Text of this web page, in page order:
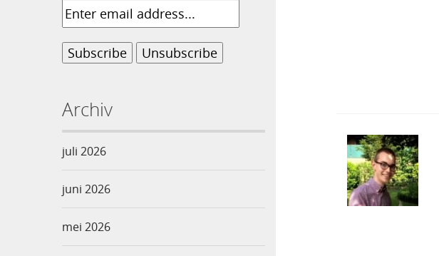
Archiv
juli 2026
juni 2026
mei 2026